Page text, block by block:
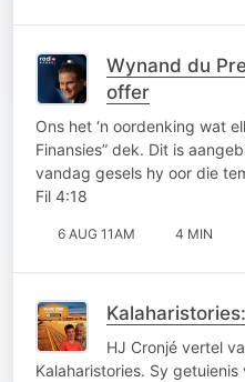
Wynand du
offer
Ons het ‘n oordenking wat
Finansies” dek. Dit is
vandag gesels hy oor die
Fil 4:18
6 AUG 11AM 4 MIN
HJ Cronjé vertel
Kalaharistories. Sy